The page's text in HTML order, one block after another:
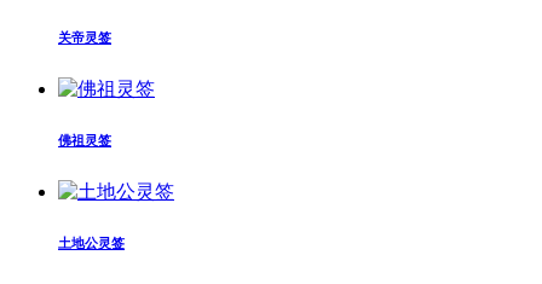
关帝灵签
佛祖灵签
土地公灵签